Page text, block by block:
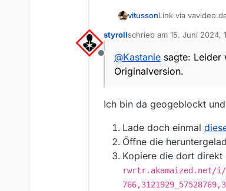
vitussonLink via
720 https://
Wobei ich bei
maybe that’s just
Offline
styrollschrieb am 15. Juni 2024,
zuletzt editiert von styroll
@Kastanie sagte: Leider
Originalversion.
Ich bin da geogeblockt
Lade doch einmal
Öffne die
Kopiere die dort direkt
rwrtr.akamaized.net/i/